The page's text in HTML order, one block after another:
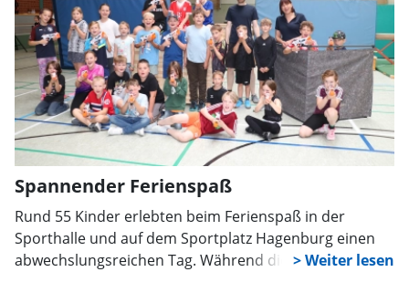
Spannender Ferienspaß
Rund 55 Kinder erlebten beim Ferienspaß in der
Sporthalle und auf dem Sportplatz Hagenburg einen
abwechslungsreichen Tag. Während die einen beim